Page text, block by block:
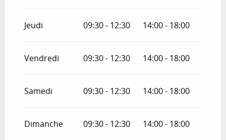
Jeudi 09:30 - 12:30 14:00 - 18:00
Vendredi 09:30 - 12:30 14:00 - 18:00
Samedi 09:30 - 12:30 14:00 - 18:00
Dimanche 09:30 - 12:30 14:00 - 18:00